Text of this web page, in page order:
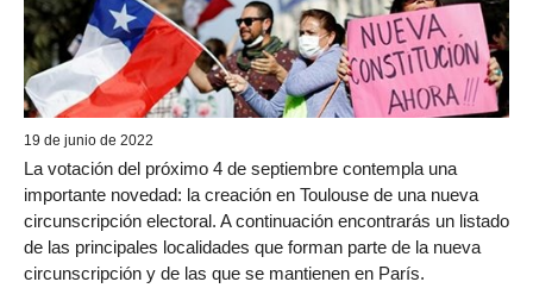
19 de junio de 2022
La votación del próximo 4 de septiembre contempla una
importante novedad: la creación en Toulouse de una nueva
circunscripción electoral. A continuación encontrarás un listado
de las principales localidades que forman parte de la nueva
circunscripción y de las que se mantienen en París.